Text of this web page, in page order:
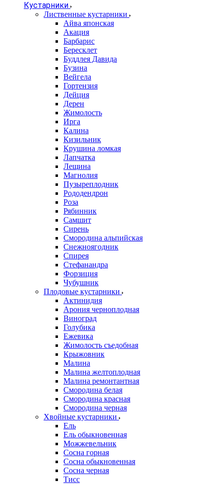
Кустарники
Лиственные кустарники
Айва японская
Акация
Барбарис
Бересклет
Буддлея Давида
Бузина
Вейгела
Гортензия
Дейция
Дерен
Жимолость
Ирга
Калина
Кизильник
Крушина ломкая
Лапчатка
Лещина
Магнолия
Пузыреплодник
Рододендрон
Роза
Рябинник
Самшит
Сирень
Смородина альпийская
Снежноягодник
Спирея
Стефанандра
Форзиция
Чубушник
Плодовые кустарники
Актинидия
Арония черноплодная
Виноград
Голубика
Ежевика
Жимолость съедобная
Крыжовник
Малина
Малина желтоплодная
Малина ремонтантная
Смородина белая
Смородина красная
Смородина черная
Хвойные кустарники
Ель
Ель обыкновенная
Можжевельник
Сосна горная
Сосна обыкновенная
Сосна черная
Тисс